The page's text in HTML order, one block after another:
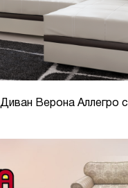
Диван Верона Аллегро